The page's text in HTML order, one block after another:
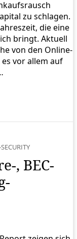
zu schlagen.
die eine
bringt. Aktuell
von den Online-
vor allem auf
, BEC-